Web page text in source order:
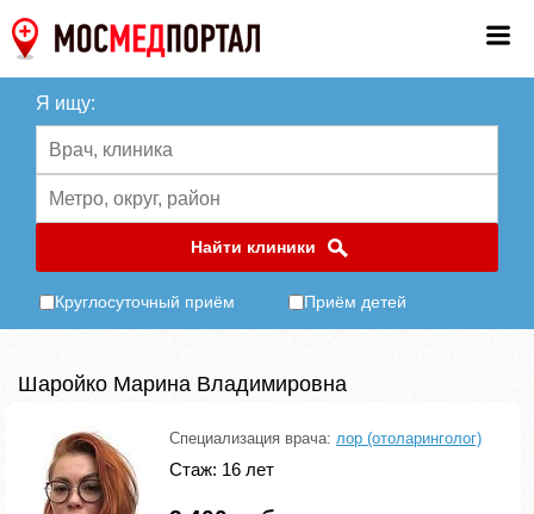
Я ищу:
Найти клиники
Круглосуточный приём Приём детей
Шаройко Марина Владимировна
Специализация врача: лор (отоларинголог)
Стаж: 16 лет